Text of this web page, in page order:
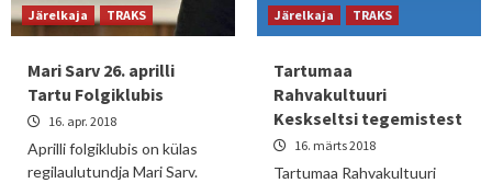
Järelkaja TRAKS
Mari Sarv 26. aprilli
Tartu Folgiklubis
16. apr. 2018
Aprilli folgiklubis on külas
regilaulutundja Mari Sarv.
Järelkaja TRAKS
Tartumaa
Rahvakultuuri
Keskseltsi tegemistest
16. märts 2018
Tartumaa Rahvakultuuri